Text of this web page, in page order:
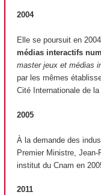
2004
Elle se poursuit en
médias interactifs
master jeux et médias
par les mêmes
Cité Internationale de
2005
À la demande des
Premier Ministre,
institut du Cnam en
2011